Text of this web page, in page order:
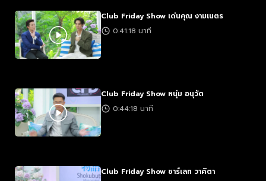
Club Friday Show เด่นคุณ งามเนตร
0:41:18 นาที
Club Friday Show หนุ่ม อนุวัต
0:44:18 นาที
Club Friday Show ชาร์เลท วาศิตา